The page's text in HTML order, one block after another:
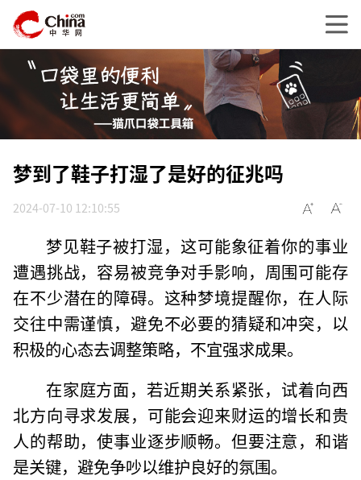
梦到了鞋子打湿了是好的征兆吗
2024-07-10 12:10:55
梦见鞋子被打湿，这可能象征着你的事业
遭遇挑战，容易被竞争对手影响，周围可能存
在不少潜在的障碍。这种梦境提醒你，在人际
交往中需谨慎，避免不必要的猜疑和冲突，以
积极的心态去调整策略，不宜强求成果。
在家庭方面，若近期关系紧张，试着向西
北方向寻求发展，可能会迎来财运的增长和贵
人的帮助，使事业逐步顺畅。但要注意，和谐
是关键，避免争吵以维护良好的氛围。